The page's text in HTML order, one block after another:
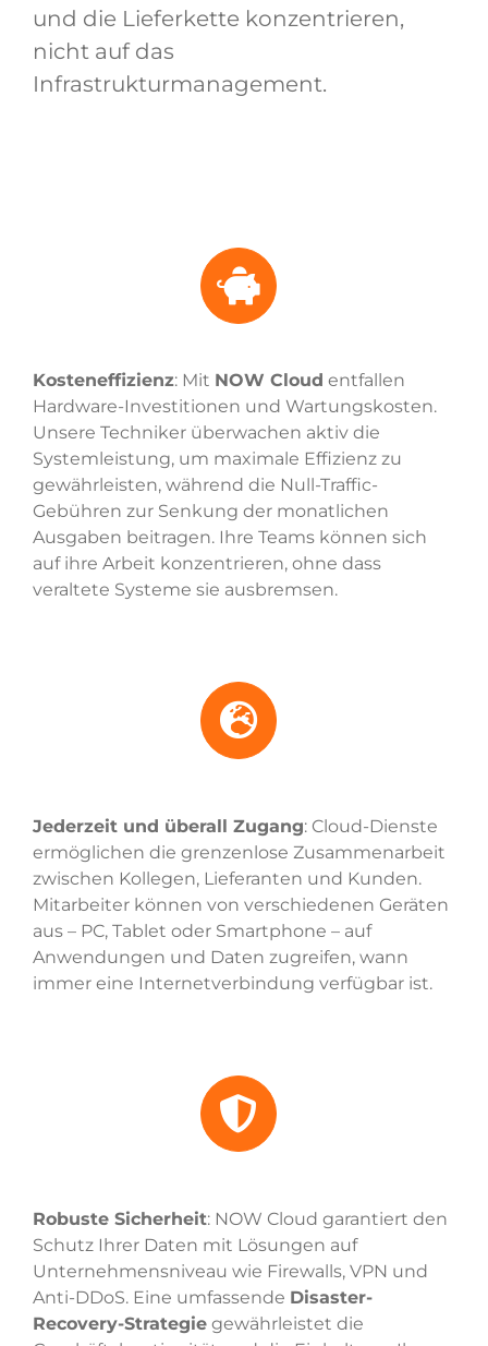
und die Lieferkette konzentrieren,
nicht auf das
Infrastrukturmanagement.
Kosteneffizienz: Mit NOW Cloud entfallen
Hardware-Investitionen und Wartungskosten.
Unsere Techniker überwachen aktiv die
Systemleistung, um maximale Effizienz zu
gewährleisten, während die Null-Traffic-
Gebühren zur Senkung der monatlichen
Ausgaben beitragen. Ihre Teams können sich
auf ihre Arbeit konzentrieren, ohne dass
veraltete Systeme sie ausbremsen.
Jederzeit und überall Zugang: Cloud-Dienste
ermöglichen die grenzenlose Zusammenarbeit
zwischen Kollegen, Lieferanten und Kunden.
Mitarbeiter können von verschiedenen Geräten
aus – PC, Tablet oder Smartphone – auf
Anwendungen und Daten zugreifen, wann
immer eine Internetverbindung verfügbar ist.
Robuste Sicherheit: NOW Cloud garantiert den
Schutz Ihrer Daten mit Lösungen auf
Unternehmensniveau wie Firewalls, VPN und
Anti-DDoS. Eine umfassende Disaster-
Recovery-Strategie gewährleistet die